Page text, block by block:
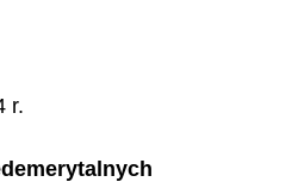
r.